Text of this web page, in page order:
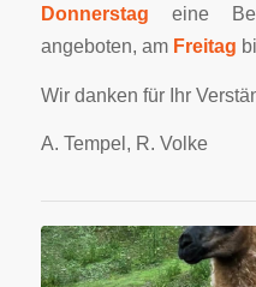
Donnerstag eine
angeboten, am Freitag
Wir danken für Ihr
A. Tempel, R. Volke